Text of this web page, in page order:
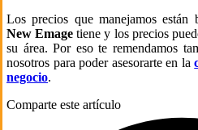
Los precios que manejamos están
New Emage tiene y los precios
su área. Por eso te remendamos
nosotros para poder asesorarte en la
negocio.
Comparte este artículo